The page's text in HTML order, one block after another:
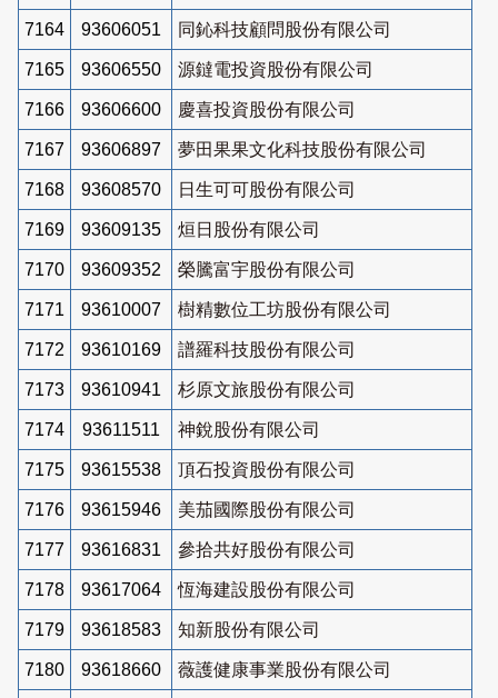
7164 93606051 同鈊科技顧問股份有限公司
7165 93606550 源鐽電投資股份有限公司
7166 93606600 慶喜投資股份有限公司
7167 93606897 夢田果果文化科技股份有限公司
7168 93608570 日生可可股份有限公司
7169 93609135 烜日股份有限公司
7170 93609352 榮騰富宇股份有限公司
7171 93610007 樹精數位工坊股份有限公司
7172 93610169 譜羅科技股份有限公司
7173 93610941 杉原文旅股份有限公司
7174 93611511 神銳股份有限公司
7175 93615538 頂石投資股份有限公司
7176 93615946 美茄國際股份有限公司
7177 93616831 參拾共好股份有限公司
7178 93617064 恆海建設股份有限公司
7179 93618583 知新股份有限公司
7180 93618660 薇護健康事業股份有限公司